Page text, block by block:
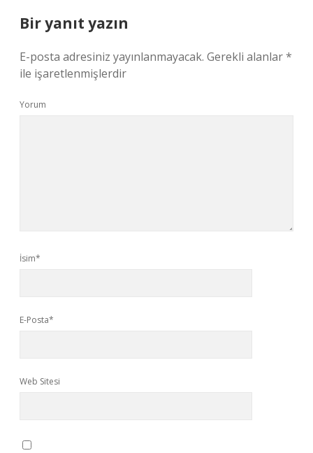
Bir yanıt yazın
E-posta adresiniz yayınlanmayacak. Gerekli alanlar*
ile işaretlenmişlerdir
Yorum
İsim*
E-Posta*
Web Sitesi